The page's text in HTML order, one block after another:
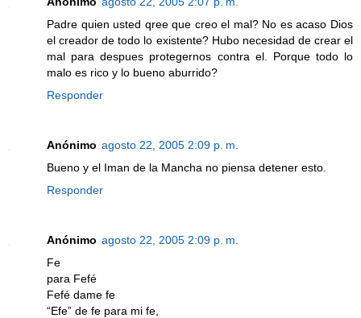
Padre quien usted qree que creo el mal? No es acaso Dios
el creador de todo lo existente? Hubo necesidad de crear el
mal para despues protegernos contra el. Porque todo lo
malo es rico y lo bueno aburrido?
Responder
Anónimo agosto 22, 2005 2:09 p. m.
Bueno y el Iman de la Mancha no piensa detener esto.
Responder
Anónimo agosto 22, 2005 2:09 p. m.
Fe
para Fefé
Fefé dame fe
“Efe” de fe para mi fe,